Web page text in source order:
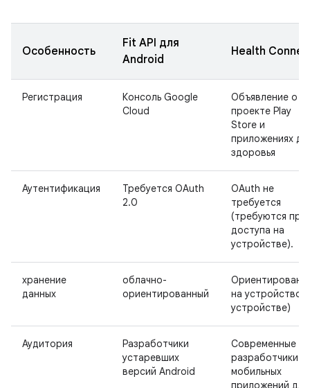
Особенность
Fit API для
Android
Health
Регистрация
Консоль Google
Cloud
Объявление о
проекте Play
Store и
приложениях
здоровья
Аутентификация
Требуется OAuth
2.0
OAuth не
требуется
(требуются
доступа на
устройстве).
хранение
данных
облачно-
ориентированный
на устройство
устройстве)
Аудитория
Разработчики
устаревших
версий Android
Современные
разработчики
мобильных
приложений для